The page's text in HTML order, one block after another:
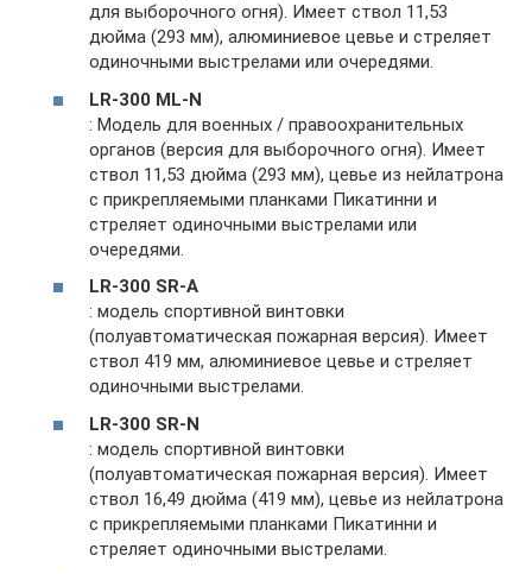
для выборочного огня). Имеет ствол 11,53
дюйма (293 мм), алюминиевое цевье и стреляет
одиночными выстрелами или очередями.
LR-300 ML-N
: Модель для военных / правоохранительных
органов (версия для выборочного огня). Имеет
ствол 11,53 дюйма (293 мм), цевье из нейлатрона
с прикрепляемыми планками Пикатинни и
стреляет одиночными выстрелами или
очередями.
LR-300 SR-A
: модель спортивной винтовки
(полуавтоматическая пожарная версия). Имеет
ствол 419 мм, алюминиевое цевье и стреляет
одиночными выстрелами.
LR-300 SR-N
: модель спортивной винтовки
(полуавтоматическая пожарная версия). Имеет
ствол 16,49 дюйма (419 мм), цевье из нейлатрона
с прикрепляемыми планками Пикатинни и
стреляет одиночными выстрелами.